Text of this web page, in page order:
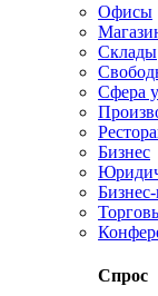
Офисы
Склады
Сфера
Бизнес
Спрос